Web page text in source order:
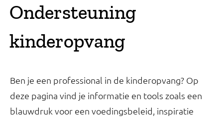
Ondersteuning
kinderopvang
Ben je een professional in de kinderopvang? Op
deze pagina vind je informatie en tools zoals een
blauwdruk voor een voedingsbeleid, inspiratie